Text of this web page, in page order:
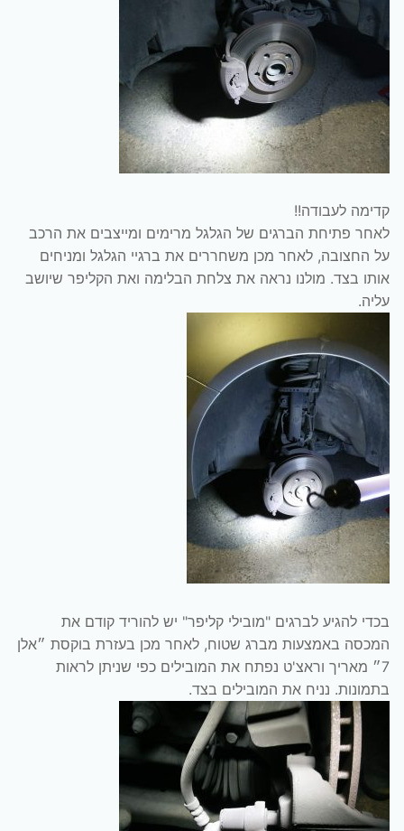
קדימה לעבודה!!
לאחר פתיחת הברגים של הגלגל מרימים ומייצבים את הרכב
על החצובה, לאחר מכן משחררים את ברגיי הגלגל ומניחים
אותו בצד. מולנו נראה את צלחת הבלימה ואת הקליפר שיושב
עליה.
בכדי להגיע לברגים "מובילי קליפר" יש להוריד קודם את
המכסה באמצעות מברג שטוח, לאחר מכן בעזרת בוקסת ״אלן
7״ מאריך וראצ'ט נפתח את המובילים כפי שניתן לראות
בתמונות. נניח את המובילים בצד.